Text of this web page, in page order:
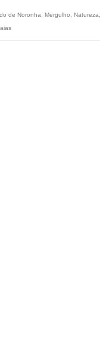
de Noronha Mergulho Natureza